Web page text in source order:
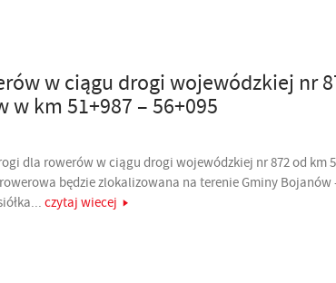
w ciągu drogi wojewódzkiej nr
km 51+987 – 56+095
dla rowerów w ciągu drogi wojewódzkiej nr 872 od km
będzie zlokalizowana na terenie Gminy Bojanów
czytaj wiecej